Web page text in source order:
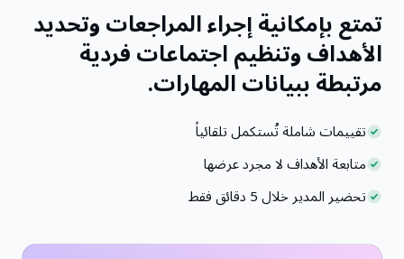
تمتع بإمكانية إجراء المراجعات وتحديد
الأهداف وتنظيم اجتماعات فردية
مرتبطة ببيانات المهارات.
تقييمات شاملة تُستكمل تلقائياً
متابعة الأهداف لا مجرد عرضها
تحضير المدير خلال 5 دقائق فقط